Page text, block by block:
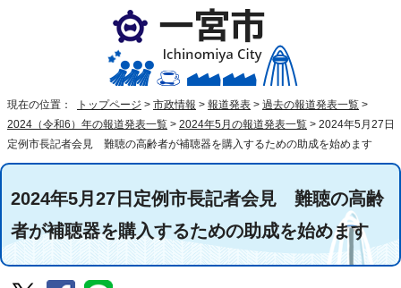
現在の位置： トップページ > 市政情報 > 報道発表 > 過去の報道発表一覧 >
2024（令和6）年の報道発表一覧 > 2024年5月の報道発表一覧 > 2024年5月27日
定例市長記者会見 難聴の高齢者が補聴器を購入するための助成を始めます
2024年5月27日定例市長記者会見 難聴の高齢
者が補聴器を購入するための助成を始めます